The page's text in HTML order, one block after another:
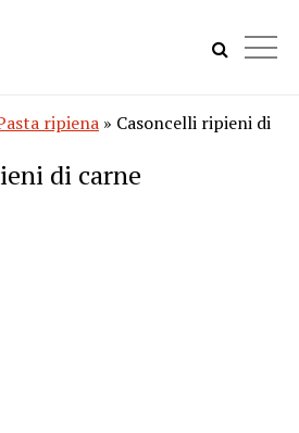
ripiena » Casoncelli ripieni di
di carne